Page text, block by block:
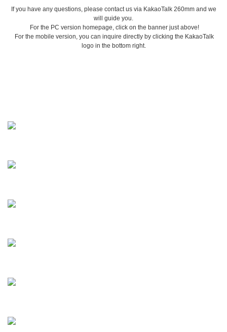
If you have any questions, please contact us via KakaoTalk 260mm and we
will guide you.
For the PC version homepage, click on the banner just above!
For the mobile version, you can inquire directly by clicking the KakaoTalk
logo in the bottom right.